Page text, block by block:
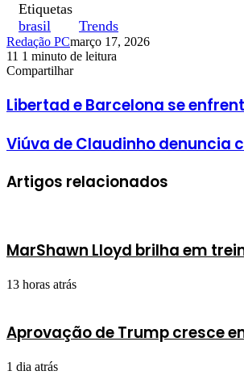
Etiquetas
brasil
Trends
Redação PCmarço 17, 2026
11 1 minuto de leitura
Facebook
X
Linkedin
Pinterest
WhatsApp
Telegram
Compartilhar
Libertad e Barcelona se
Viúva de Claudinho denuncia
Artigos relacionados
MarShawn Lloyd brilha em
13 horas atrás
Aprovação de Trump cresce
1 dia atrás